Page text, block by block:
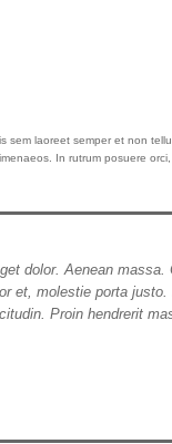
laoreet semper et non
In rutrum posuere
dolor. Aenean
et, molestie porta
Proin hendrerit